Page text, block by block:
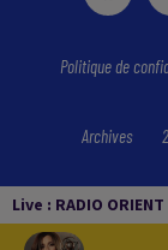
Live : RADIO ORIENT
Politique de
Archives